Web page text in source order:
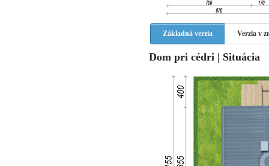
Základná verzia Verzia v
Dom pri cédri | Situácia